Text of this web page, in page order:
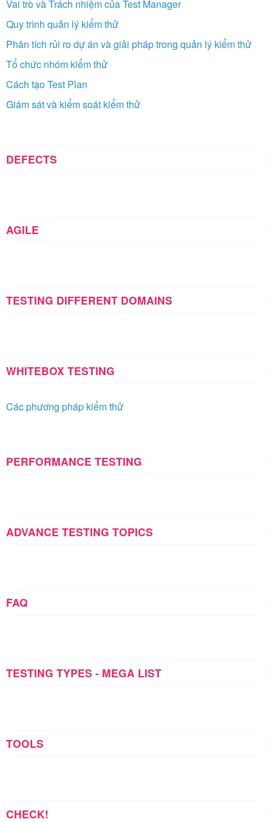
Vai trò và Trách nhiệm của Test Manager
Quy trình quản lý kiểm thử
Phân tích rủi ro dự án và giải pháp trong quản lý kiểm thử
Tổ chức nhóm kiểm thử
Cách tạo Test Plan
Giám sát và kiểm soát kiểm thử
DEFECTS
AGILE
TESTING DIFFERENT DOMAINS
WHITEBOX TESTING
Các phương pháp kiểm thử
PERFORMANCE TESTING
ADVANCE TESTING TOPICS
FAQ
TESTING TYPES - MEGA LIST
TOOLS
CHECK!